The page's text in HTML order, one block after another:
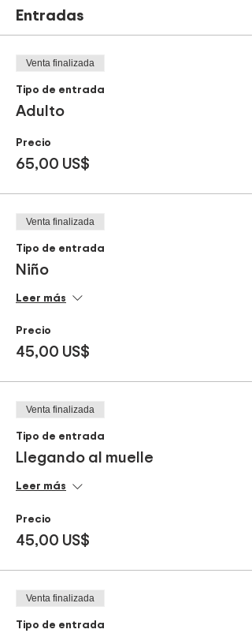
Entradas
Venta finalizada
Tipo de entrada
Adulto
Precio
65,00 US$
Venta finalizada
Tipo de entrada
Niño
Leer más
Precio
45,00 US$
Venta finalizada
Tipo de entrada
Llegando al muelle
Leer más
Precio
45,00 US$
Venta finalizada
Tipo de entrada